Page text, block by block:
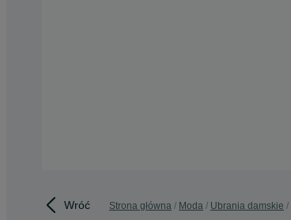
Wróć Strona główna Moda Ubrania damskie